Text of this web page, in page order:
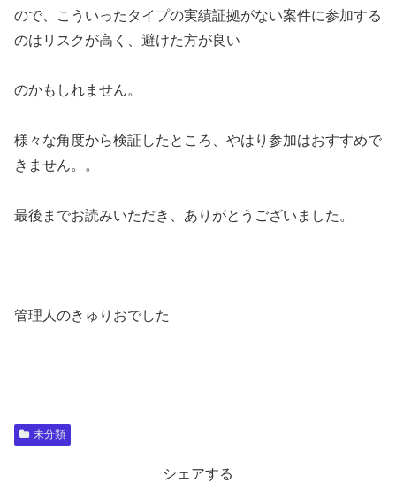
ので、こういったタイプの実績証拠がない案件に参加する
のはリスクが高く、避けた方が良い
のかもしれません。
様々な角度から検証したところ、やはり参加はおすすめで
きません。。
最後までお読みいただき、ありがとうございました。
管理人のきゅりおでした
未分類
シェアする